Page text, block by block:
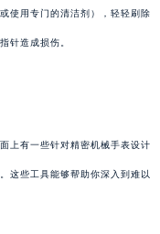
使用专门的清洁剂），轻轻刷除
针造成损伤。
上有一些针对精密机械手表设计
这些工具能够帮助你深入到难以